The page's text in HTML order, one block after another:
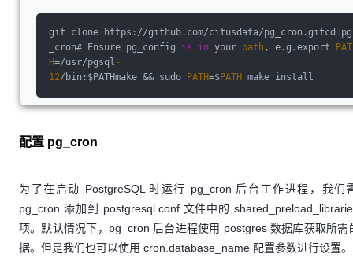
git clone https://github.com/citusdata/pg_cron.gitcd pg
_cron# Ensure pg_config is in your path , e.g.export
PAT
H=/usr/pgsql -
12/bin:$PATHmake && sudo PATH=$PATH make install
配置 pg_cron
为了在启动 PostgreSQL 时运行 pg_cron 后台工作进程，我们
pg_cron 添加到 postgresql.conf 文件中的
项。默认情况下，pg_cron 后台进程使用 postgres 数据库获取所需
据。但是我们也可以使用 cron.database_name 配置参数进行设置。